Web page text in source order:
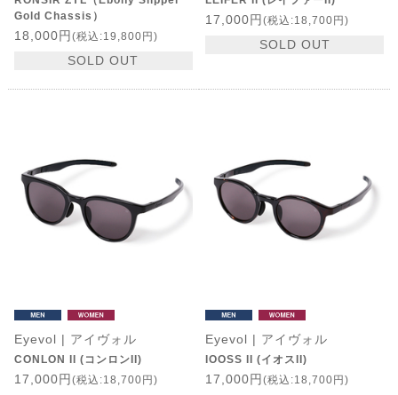
Gold Chassis）
18,000円 (税込:19,800円)
SOLD OUT
17,000円 (税込:18,700円)
SOLD OUT
Eyevol | アイヴォル
CONLON II (コンロンII)
17,000円(税込:18,700円)
Eyevol | アイヴォル
IOOSS II (イオスII)
17,000円(税込:18,700円)